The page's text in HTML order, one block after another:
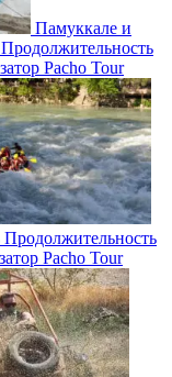
Памуккале и
Продолжительность
Pacho Tour
Продолжительность
Pacho Tour